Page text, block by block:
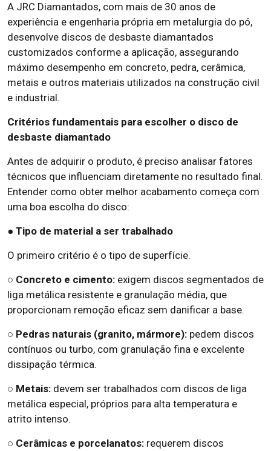
A JRC Diamantados, com mais de 30 anos de
experiência e engenharia própria em metalurgia do pó,
desenvolve discos de desbaste diamantados
customizados conforme a aplicação, assegurando
máximo desempenho em concreto, pedra, cerâmica,
metais e outros materiais utilizados na construção civil
e industrial.
Critérios fundamentais para escolher o disco de
desbaste diamantado
Antes de adquirir o produto, é preciso analisar fatores
técnicos que influenciam diretamente no resultado final.
Entender como obter melhor acabamento começa com
uma boa escolha do disco:
● Tipo de material a ser trabalhado
O primeiro critério é o tipo de superfície.
○ Concreto e cimento: exigem discos segmentados de
liga metálica resistente e granulação média, que
proporcionam remoção eficaz sem danificar a base.
○ Pedras naturais (granito, mármore): pedem discos
contínuos ou turbo, com granulação fina e excelente
dissipação térmica.
○ Metais: devem ser trabalhados com discos de liga
metálica especial, próprios para alta temperatura e
atrito intenso.
○ Cerâmicas e porcelanatos: requerem discos